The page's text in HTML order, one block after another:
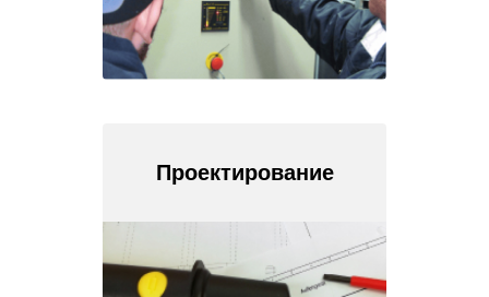
Проектирование